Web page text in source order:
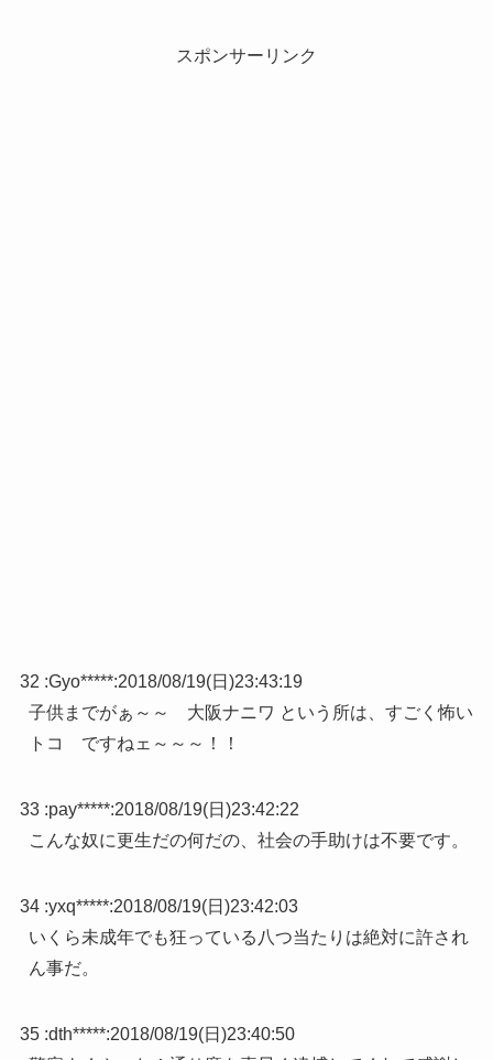
スポンサーリンク
32 :Gyo*****:2018/08/19(日)23:43:19
子供までがぁ～～ 大阪ナニワ という所は、すごく怖い
トコ ですねェ～～～！！
33 :pay*****:2018/08/19(日)23:42:22
こんな奴に更生だの何だの、社会の手助けは不要です。
34 :yxq*****:2018/08/19(日)23:42:03
いくら未成年でも狂っている八つ当たりは絶対に許され
ん事だ。
35 :dth*****:2018/08/19(日)23:40:50